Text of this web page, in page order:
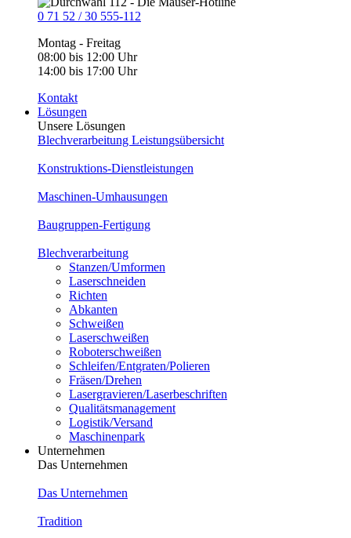
0 71 52 / 30 555-112
Montag - Freitag
08:00 bis 12:00 Uhr
14:00 bis 17:00 Uhr
Kontakt
Lösungen
Unsere Lösungen
Blechverarbeitung Leistungsübersicht
Konstruktions-Dienstleistungen
Maschinen-Umhausungen
Baugruppen-Fertigung
Blechverarbeitung
Stanzen/Umformen
Laserschneiden
Richten
Abkanten
Schweißen
Laserschweißen
Roboterschweißen
Schleifen/Entgraten/Polieren
Fräsen/Drehen
Lasergravieren/Laserbeschriften
Qualitätsmanagement
Logistik/Versand
Maschinenpark
Unternehmen
Das Unternehmen
Das Unternehmen
Tradition